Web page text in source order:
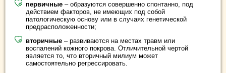
первичные – образуются совершенно спонтанно, под
действием факторов, не имеющих под собой
патологическую основу или в случаях генетической
предрасположенности;
вторичные – развиваются на местах травм или
воспалений кожного покрова. Отличительной чертой
является то, что вторичный милиум может
самостоятельно регрессировать.